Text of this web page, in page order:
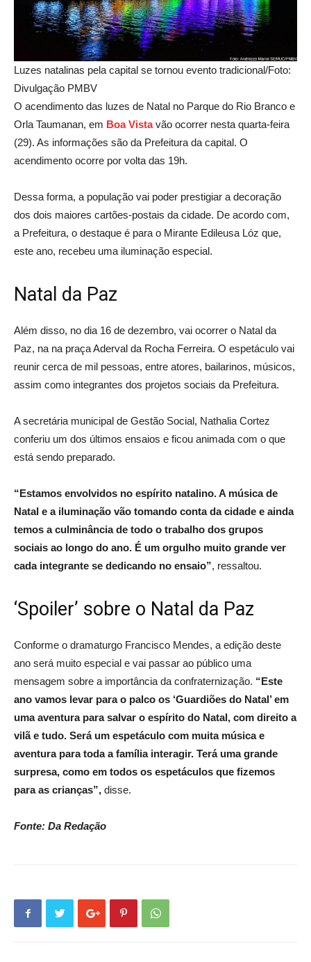
Luzes natalinas pela capital se tornou evento tradicional/Foto:
Divulgação PMBV
O acendimento das luzes de Natal no Parque do Rio Branco e
Orla Taumanan, em Boa Vistavão ocorrer nesta quarta-feira
(29). As informações são da Prefeitura da capital. O
acendimento ocorre por volta das 19h.
Dessa forma, a população vai poder prestigiar a decoração
dos dois maiores cartões-postais da cidade. De acordo com,
a Prefeitura, o destaque é para o Mirante Edileusa Lóz que,
este ano, recebeu uma iluminação especial.
Natal da Paz
Além disso, no dia 16 de dezembro, vai ocorrer o Natal da
Paz, na na praça Aderval da Rocha Ferreira. O espetáculo vai
reunir cerca de mil pessoas, entre atores, bailarinos, músicos,
assim como integrantes dos projetos sociais da Prefeitura.
A secretária municipal de Gestão Social, Nathalia Cortez
conferiu um dos últimos ensaios e ficou animada com o que
está sendo preparado.
“Estamos envolvidos no espírito natalino. A música de
Natal e a iluminação vão tomando conta da cidade e ainda
temos a culminância de todo o trabalho dos grupos
sociais ao longo do ano. É um orgulho muito grande ver
cada integrante se dedicando no ensaio”, ressaltou.
‘Spoiler’ sobre o Natal da Paz
Conforme o dramaturgo Francisco Mendes, a edição deste
ano será muito especial e vai passar ao público uma
mensagem sobre a importância da confraternização. “Este
ano vamos levar para o palco os ‘Guardiões do Natal’ em
uma aventura para salvar o espírito do Natal, com direito a
vilã e tudo. Será um espetáculo com muita música e
aventura para toda a família interagir. Terá uma grande
surpresa, como em todos os espetáculos que fizemos
para as crianças”, disse.
Fonte: Da Redação